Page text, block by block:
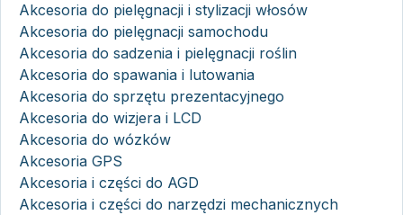
Akcesoria do pielęgnacji i stylizacji włosów
Akcesoria do pielęgnacji samochodu
Akcesoria do sadzenia i pielęgnacji roślin
Akcesoria do spawania i lutowania
Akcesoria do sprzętu prezentacyjnego
Akcesoria do wizjera i LCD
Akcesoria do wózków
Akcesoria GPS
Akcesoria i części do AGD
Akcesoria i części do narzędzi mechanicznych